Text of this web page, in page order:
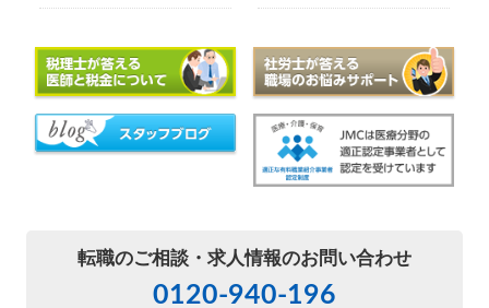
転職のご相談・ 求人情報のお問い合わせ
0120-940-196